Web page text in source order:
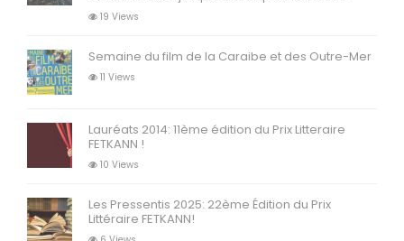
19 Views
Semaine du film de la Caraibe et des Outre-Mer
11 Views
Lauréats 2014: 11ème édition du Prix Litteraire
FETKANN !
10 Views
Les Pressentis 2025: 22ème Édition du Prix
Littéraire FETKANN!